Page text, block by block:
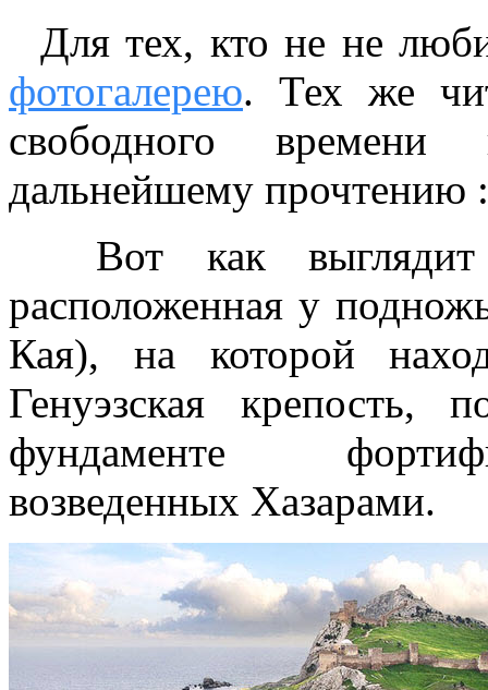
Для тех, кто не не
фотогалерею. Тех же
свободного
дальнейшему прочтению
Вот как выглядит
расположенная у
Кая), на которой
Генуэзская крепость,
фундаменте
возведенных Хазарами.